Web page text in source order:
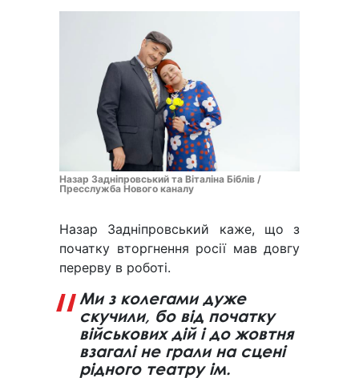
Назар Задніпровський та Віталіна Біблів /
Пресслужба Нового каналу
Назар Задніпровський каже, що з
початку вторгнення росії мав довгу
перерву в роботі.
Ми з колегами дуже
скучили, бо від початку
військових дій і до жовтня
взагалі не грали на сцені
рідного театру ім.